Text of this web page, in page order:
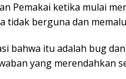
Pemakai ketika mulai
tidak berguna dan
bahwa itu adalah bug
yang merendahkan